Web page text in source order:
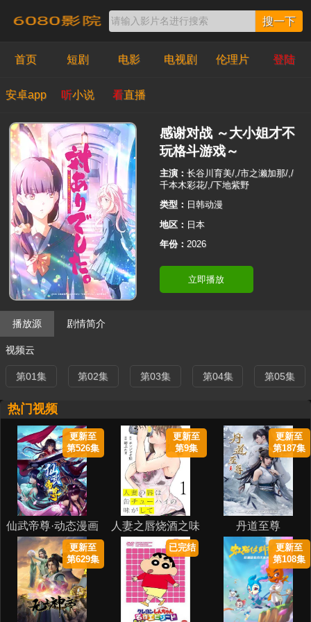
搜一下
首页 短剧 电影 电视剧 伦理片 登陆
安卓app 听小说 看直播
感谢对战 ～大小姐才不
玩格斗游戏～
主演：长谷川育美/,/市之濑加那/,/
千本木彩花/,/下地紫野
类型： 日韩动漫
地区： 日本
年份： 2026
立即播放
播放源 剧情简介
视频云
第01集 第02集 第03集 第04集 第05集
热门视频
更新至
第526集
仙武帝尊·动态漫画
更新至
第9集
人妻之唇烧酒之味
更新至
第187集
丹道至尊
更新至
第629集
已完结
更新至
第108集